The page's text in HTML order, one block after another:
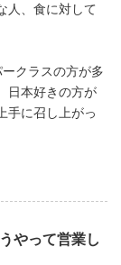
人、食に対して
クラスの方が多
日本好きの方が
手に召し上がっ
やって営業し